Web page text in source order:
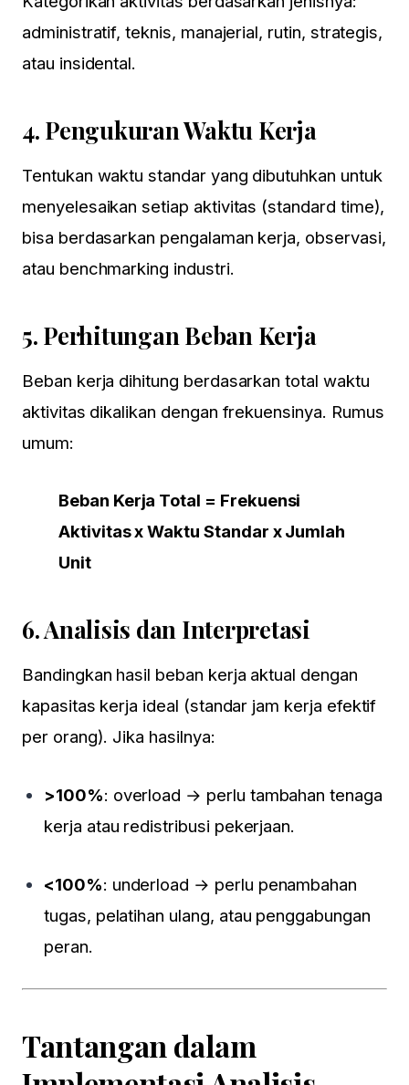
administratif, teknis, manajerial, rutin, strategis,
atau insidental.
4. Pengukuran Waktu Kerja
Tentukan waktu standar yang dibutuhkan untuk
menyelesaikan setiap aktivitas (standard time),
bisa berdasarkan pengalaman kerja, observasi,
atau benchmarking industri.
5. Perhitungan Beban Kerja
Beban kerja dihitung berdasarkan total waktu
aktivitas dikalikan dengan frekuensinya. Rumus
umum:
Beban Kerja Total = Frekuensi
Aktivitas x Waktu Standar x Jumlah
Unit
6.Analisis dan Interpretasi
Bandingkan hasil beban kerja aktual dengan
kapasitas kerja ideal (standar jam kerja efektif
per orang). Jika hasilnya:
>100%: overload → perlu tambahan tenaga
kerja atau redistribusi pekerjaan.
<100%: underload → perlu penambahan
tugas, pelatihan ulang, atau penggabungan
peran.
Tantangan dalam